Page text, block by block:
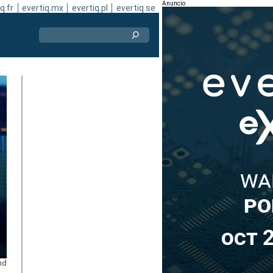
evertiq.mx evertiq.pl evertiq.se Anuncio